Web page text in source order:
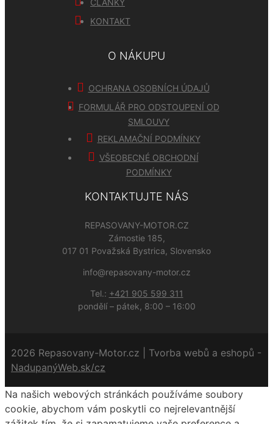
ČLÁNKY
KONTAKT
O NÁKUPU
OCHRANA OSOBNÍCH ÚDAJŮ
FORMULÁŘ PRO ODSTOUPENÍ OD
SMLOUVY
REKLAMAČNÍ PODMÍNKY
VŠEOBECNÉ OBCHODNÍ
PODMÍNKY
KONTAKTUJTE NÁS
REPASOVANY-MOTOR.CZ
Zámostie 185,
017 01 Považská Bystrica, Slovensko
info@repasovany-motor.cz
Tel.: +421 905 599 311
pondělí – pátek, 8:00 – 16:00
2026 Repasovany-Motor.cz | Tvorba webů a eshopů -
NadupanýWeb.sk/cz
Na našich webových stránkách používáme soubory
cookie, abychom vám poskytli co nejrelevantnější